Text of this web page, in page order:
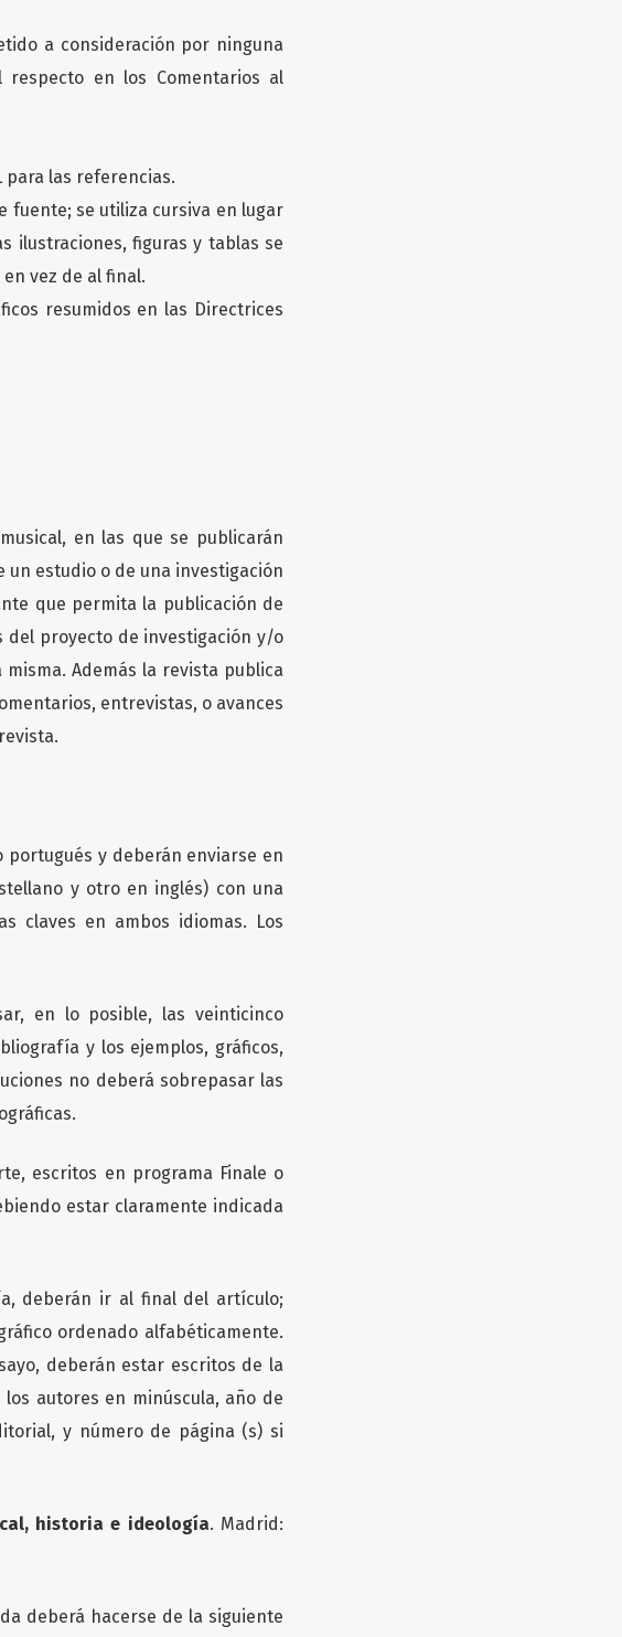
a consideración por ninguna
en los Comentarios al
para las referencias.
fuente; se utiliza cursiva en lugar
ilustraciones, figuras y tablas se
vez de al final.
resumidos en las Directrices
en las que se publicarán
un estudio o de una investigación
que permita la publicación de
del proyecto de investigación y/o
Además la revista publica
entrevistas, o avances
y deberán enviarse en
y otro en inglés) con una
claves en ambos idiomas. Los
en lo posible, las veinticinco
y los ejemplos, gráficos,
no deberá sobrepasar las
escritos en programa Finale o
estar claramente indicada
deberán ir al final del artículo;
ordenado alfabéticamente.
deberán estar escritos de la
autores en minúscula, año de
y número de página (s) si
historia e ideología. Madrid:
deberá hacerse de la siguiente